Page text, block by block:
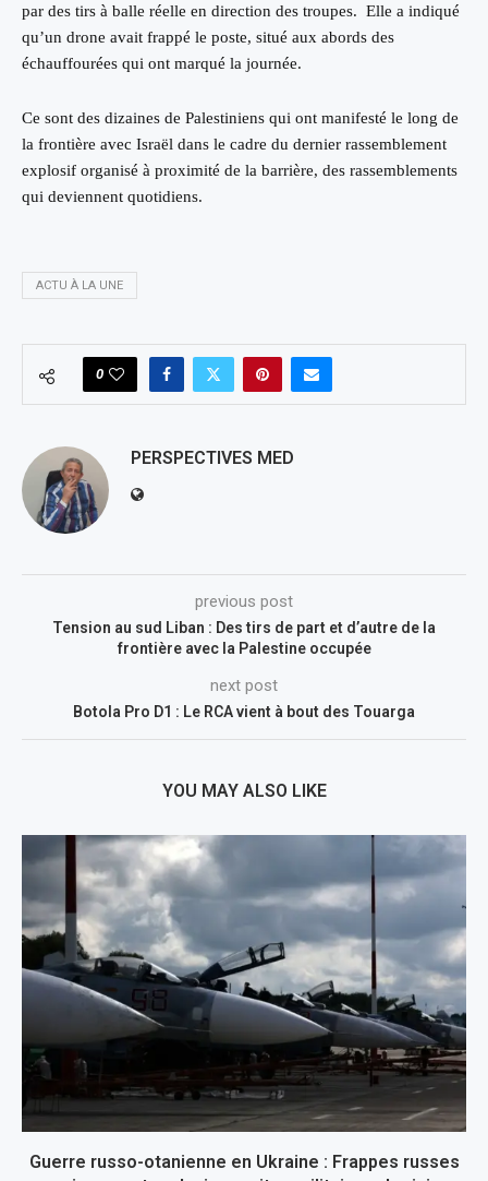
par des tirs à balle réelle en direction des troupes. Elle a indiqué
qu’un drone avait frappé le poste, situé aux abords des
échauffourées qui ont marqué la journée.
Ce sont des dizaines de Palestiniens qui ont manifesté le long de
la frontière avec Israël dans le cadre du dernier rassemblement
explosif organisé à proximité de la barrière, des rassemblements
qui deviennent quotidiens.
ACTU À LA UNE
0
PERSPECTIVES MED
previous post
Tension au sud Liban : Des tirs de part et d’autre de la
frontière avec la Palestine occupée
next post
Botola Pro D1 : Le RCA vient à bout des Touarga
YOU MAY ALSO LIKE
Guerre russo-otanienne en Ukraine : Frappes russes